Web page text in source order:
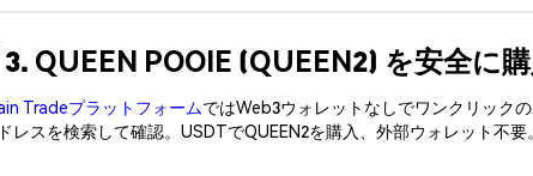
QUEEN POOIE (QUEEN2) を安全に
TradeプラットフォームではWeb3ウォレットなしでワンクリック
レスを検索して確認。USDTでQUEEN2を購入、外部ウォレット不